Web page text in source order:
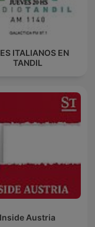
ITALIANOS EN
TANDIL
Inside Austria